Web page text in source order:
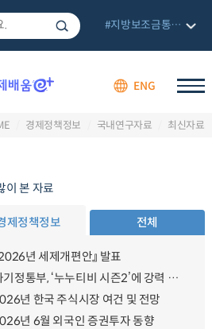
ENG
#지방보조금통합관리망
경제정책정보 국내연구자료 최신자료
이 본 자료
제정책정보 전체
2026년 세제개편안』 발표
과기정통부, ‘누누티비 시즌2’에 강력 대응 의지 밝혀
년 한국 주식시장 여건 및 전망
년 6월 외국인 증권투자 동향